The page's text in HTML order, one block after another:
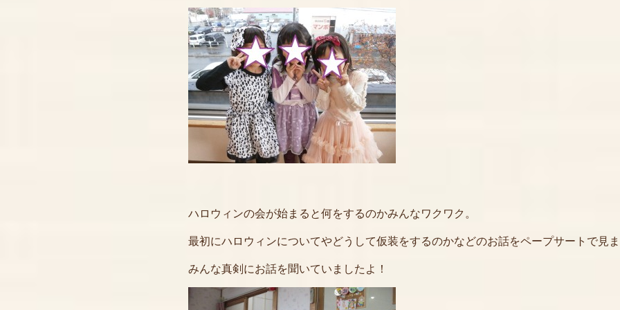
ハロウィンの会が始まると何をするのかみんなワクワク。
最初にハロウィンについてやどうして仮装をするのかなどのお話をペープサートで見
みんな真剣にお話を聞いていましたよ！